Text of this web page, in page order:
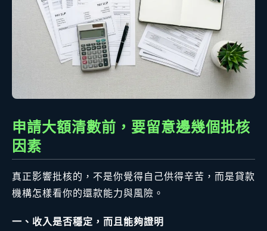
申請大額清數前，要留意邊幾個批核
因素
真正影響批核的，不是你覺得自己供得辛苦，而是貸款
機構怎樣看你的還款能力與風險。
一、收入是否穩定，而且能夠證明